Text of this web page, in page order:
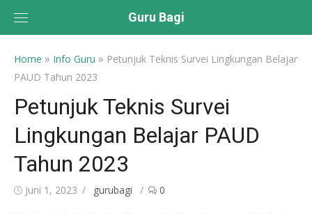
Guru Bagi
Home » Info Guru » Petunjuk Teknis Survei Lingkungan Belajar
PAUD Tahun 2023
Petunjuk Teknis Survei
Lingkungan Belajar PAUD
Tahun 2023
Posted
Juni 1, 2023 Author
gurubagi 0